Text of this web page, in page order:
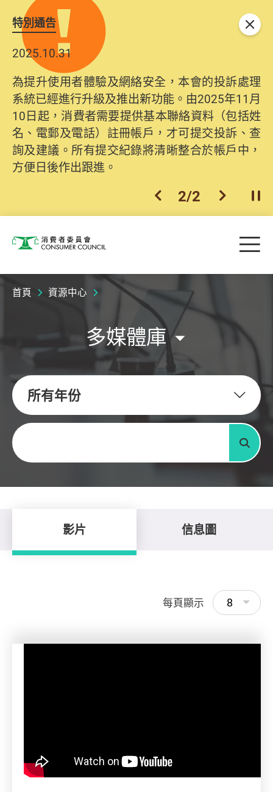
特別通告
2025.10.31
為提升使用者體驗及網絡安全，本會的投訴處理
系統已經進行升級及推出新功能。由2025年11月
10日起，消費者需要提供基本聯絡資料（包括姓
名、電郵及電話）註冊帳戶，才可提交投訴、查
詢及建議。所有提交紀錄將清晰整合於帳戶中，
方便日後作出跟進。
上一個
2/2 下一個開
關閉
消費者委員會 目
首頁 資源中心
多媒體庫
所有年份
關鍵字
搜尋
影片 信息圖
每頁顯示 8